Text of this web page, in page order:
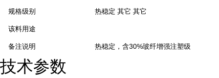
规格级别 热稳定 其它 其它
该料用途
备注说明 热稳定，含30%玻纤增强注塑级
技术参数